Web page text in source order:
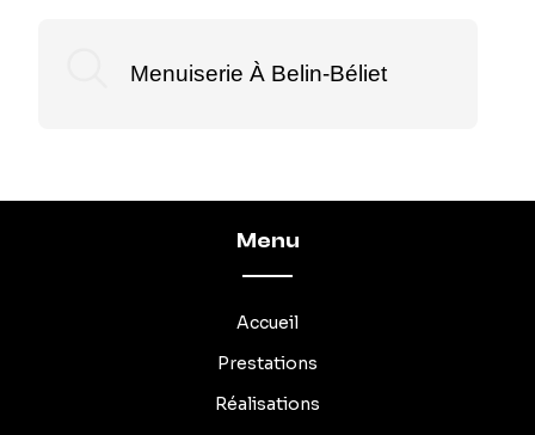
Menuiserie À Belin-Béliet
Menu
Accueil
Prestations
Réalisations